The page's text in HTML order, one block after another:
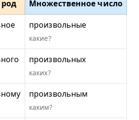
Множественное число
произвольные
какие?
произвольных
каких?
произвольным
каким?